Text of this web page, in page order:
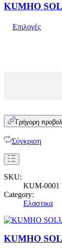
KUMHO
Επιλογές
Γρήγορη
Σύγκριση
SKU:
KUM-0001
Category:
Ελαστικα
KUMHO